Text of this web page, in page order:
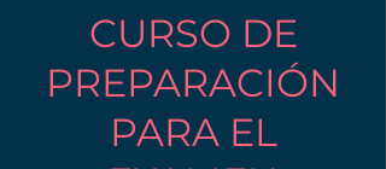
CURSO DE
PREPARACIÓN
PARA EL